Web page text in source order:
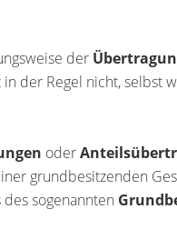
der
der Regel nicht, selbst
oder
grundbesitzenden
sogenannten